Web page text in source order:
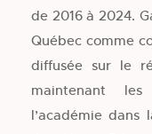
de 2016 à 2024.
Québec comme
diffusée sur le
maintenant
l’académie